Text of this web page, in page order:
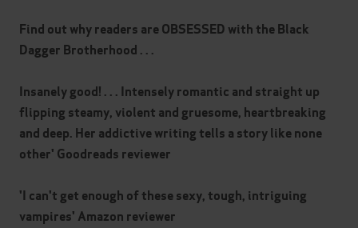
Find out why readers are OBSESSED with the Black
Dagger Brotherhood . . .
Insanely good! . . . Intensely romantic and straight up
flipping steamy, violent and gruesome, heartbreaking
and deep. Her addictive writing tells a story like none
other' Goodreads reviewer
'I can't get enough of these sexy, tough, intriguing
vampires' Amazon reviewer